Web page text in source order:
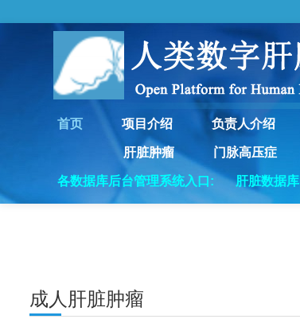
首页 项目介绍 负责人介绍
肝脏肿瘤 门脉高压症
各数据库后台管理系统入口: 肝脏数据库
成人肝脏肿瘤